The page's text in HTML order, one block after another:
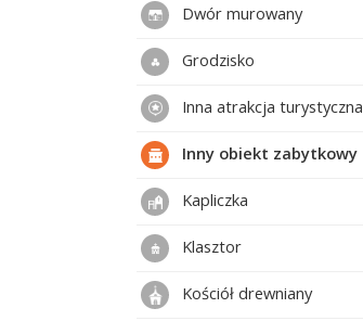
Dwór murowany
Grodzisko
Inna atrakcja turystyczna
Inny obiekt zabytkowy
Kapliczka
Klasztor
Kościół drewniany